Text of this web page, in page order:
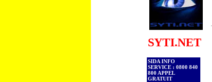
SYTI.NET
SIDA INFO
SERVICE : 0800 840
800 APPEL
GRATUIT